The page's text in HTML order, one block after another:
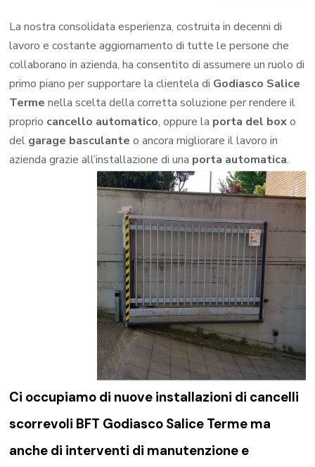
La nostra consolidata esperienza, costruita in decenni di
lavoro e costante aggiornamento di tutte le persone che
collaborano in azienda, ha consentito di assumere un ruolo di
primo piano per supportare la clientela di Godiasco Salice
Terme nella scelta della corretta soluzione per rendere il
proprio cancello automatico, oppure la porta del boxo
del garage basculante o ancora migliorare il lavoro in
azienda grazie all’installazione di una porta automatica.
Ci occupiamo di nuove installazioni di cancelli
scorrevoli BFT Godiasco Salice Terme ma
anche di interventi di manutenzione e